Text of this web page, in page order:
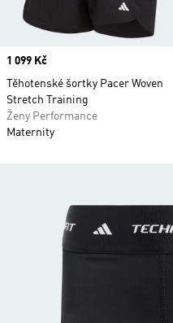
Price
1 099 Kč
Těhotenské šortky Pacer Woven
Stretch Training
Ženy Performance
Maternity